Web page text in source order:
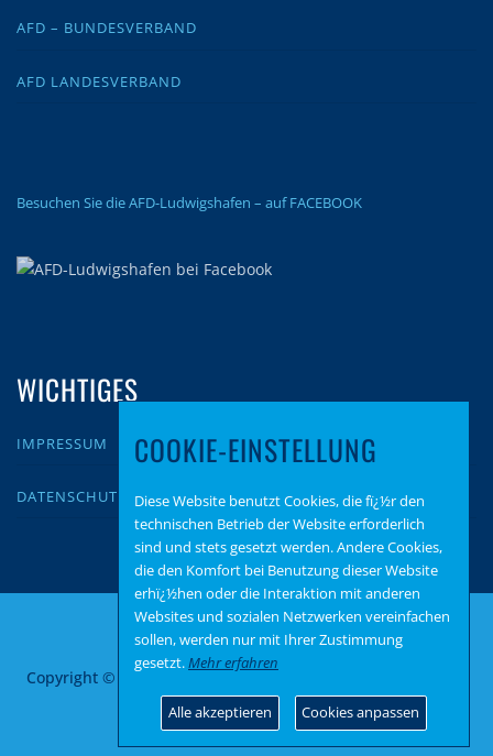
AFD – BUNDESVERBAND
AFD LANDESVERBAND
Besuchen Sie die AFD-Ludwigshafen – auf FACEBOOK
WICHTIGES
IMPRESSUM
DATENSCHUTZ
Copyright © 2026 AfD Ludwigshafen
FameThemes
COOKIE-EINSTELLUNG
Diese Website benutzt Cookies, die fï¿½r den
technischen Betrieb der Website erforderlich
sind und stets gesetzt werden. Andere Cookies,
die den Komfort bei Benutzung dieser Website
erhï¿½hen oder die Interaktion mit anderen
Websites und sozialen Netzwerken vereinfachen
sollen, werden nur mit Ihrer Zustimmung
gesetzt.Mehr erfahren
Alle akzeptieren Cookies anpassen